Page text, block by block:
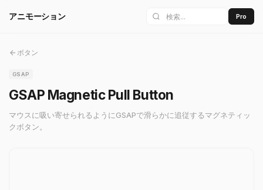
アニモーション Pro
ボタン
GSAP
GSAP Magnetic Pull Button
マウスに吸い寄せられるようにGSAPで滑らかに追従するマグネティッ
クボタン。